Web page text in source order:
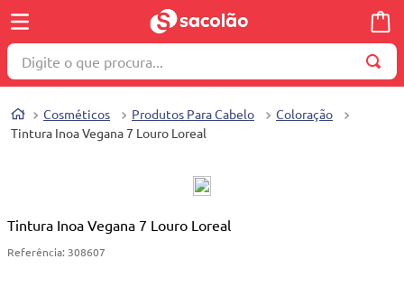
Digite o que procura...
Cosméticos Produtos Para Cabelo
Coloração
Tintura Inoa Vegana 7 Louro Loreal
Tintura Inoa Vegana 7 Louro Loreal
Referência: 308607
1º
wella
4º